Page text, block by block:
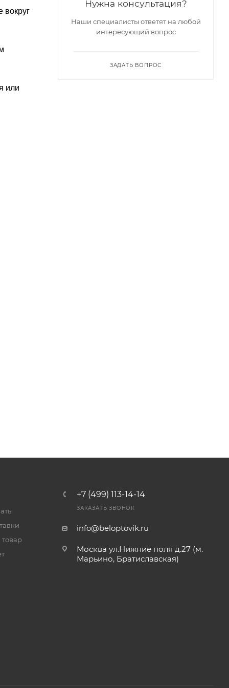
вокруг
или
Нужна консультация?
Наши специалисты ответят на любой
интересующий вопрос
ЗАДАТЬ ВОПРОС
товар
+7 (499) 113-14-14
ЗАКАЗАТЬ ЗВОНОК
info@beloptovik.ru
Москва ул.Нижние поля д.27 (м.
Марьино, Братиславская)